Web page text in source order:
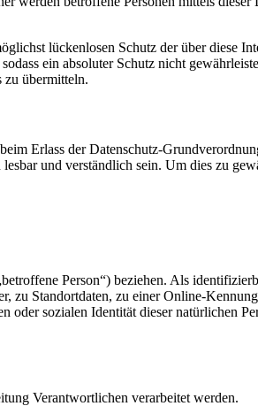
lückenlosen Schutz der über diese
ein absoluter Schutz nicht
zu übermitteln.
Erlass der Datenschutz-
und verständlich sein. Um dies zu
Person“) beziehen. Als
zu Standortdaten, zu einer Online-
oder sozialen Identität dieser natürlichen
Verantwortlichen verarbeitet werden.